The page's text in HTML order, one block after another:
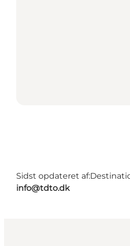
Sidst opdateret af:
info@tdto.dk